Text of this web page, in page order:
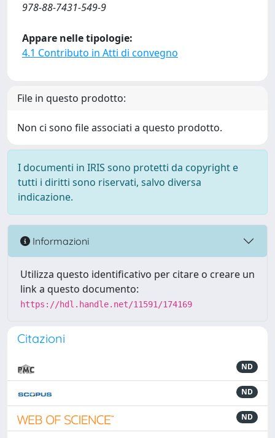
978-88-7431-549-9
Appare nelle tipologie:
4.1 Contributo in Atti di convegno
File in questo prodotto:
Non ci sono file associati a questo prodotto.
I documenti in IRIS sono protetti da copyright e
tutti i diritti sono riservati, salvo diversa
indicazione.
Informazioni
Utilizza questo identificativo per citare o creare un
link a questo documento:
https://hdl.handle.net/11591/174169
Citazioni
ND
ND
ND